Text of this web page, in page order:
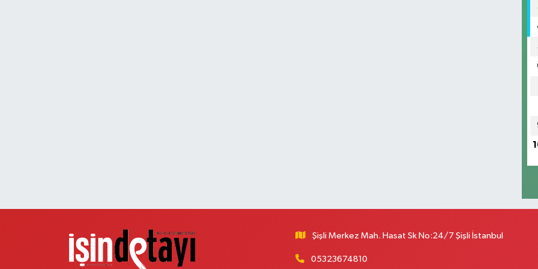
Şişli Merkez Mah. Hasat Sk No:24/7 Şişli İstanbul
05323674810